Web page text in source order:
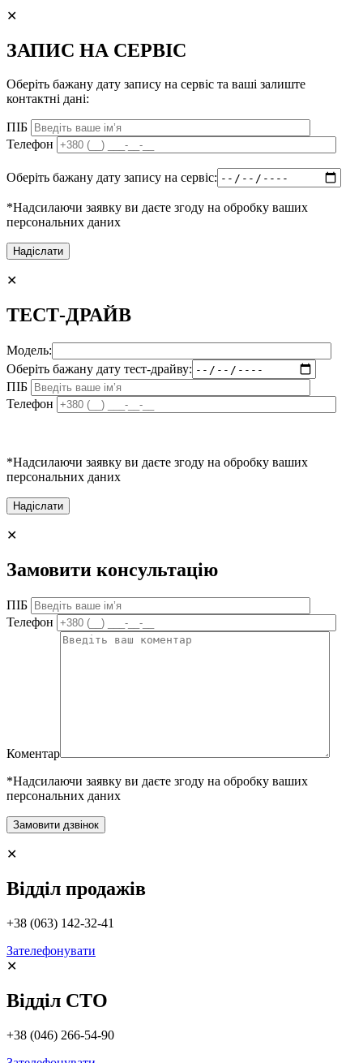
✕
ЗАПИС НА СЕРВІС
Оберіть бажану дату запису на сервіс та ваші залиште
контактні дані:
ПІБ
Телефон
Оберіть бажану дату запису на сервіс:
*Надсилаючи заявку ви даєте згоду на обробку ваших
персональних даних
✕
ТЕСТ-ДРАЙВ
Модель:
Оберіть бажану дату тест-драйву:
ПІБ
Телефон
*Надсилаючи заявку ви даєте згоду на обробку ваших
персональних даних
✕
Замовити консультацію
ПІБ
Телефон
Коментар
*Надсилаючи заявку ви даєте згоду на обробку ваших
персональних даних
✕
Відділ продажів
+38 (063) 142-32-41
Зателефонувати
✕
Відділ СТО
+38 (046) 266-54-90